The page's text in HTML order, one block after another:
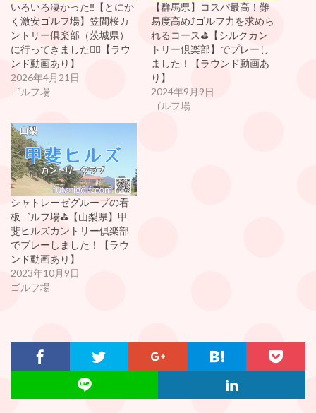
いろいろ凄かった‼️【とにか
く激安ゴルフ場】笠間桜カ
ントリー倶楽部（茨城県）
に行ってきました🏌️‍♂️【ラウ
ンド動画あり】
2026年4月21日
ゴルフ場
【群馬県】コスパ最高！難
易度高め⤴️ゴルフ力を求めら
れるコース⛳️【シルクカン
トリー倶楽部】でプレーし
ました！【ラウンド動画あ
り】
2024年9月9日
ゴルフ場
シャトレーゼグループの看
板ゴルフ場⛳️【山梨県】甲
斐ヒルズカントリー倶楽部
でプレーしました！【ラウ
ンド動画あり】
2023年10月9日
ゴルフ場